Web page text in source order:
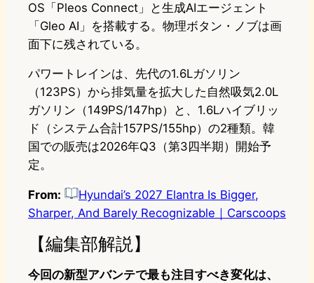
OS「Pleos Connect」と生成AIエージェント
「Gleo AI」を搭載する。物理ボタン・ノブは画
面下に残されている。
パワートレインは、先代の1.6Lガソリン
（123PS）から排気量を拡大した自然吸気2.0L
ガソリン（149PS/147hp）と、1.6Lハイブリッ
ド（システム合計157PS/155hp）の2種類。韓
国での販売は2026年Q3（第3四半期）開始予
定。
From:
Hyundai’s 2027 Elantra Is Bigger,
Sharper, And Barely Recognizable｜Carscoops
【編集部解説】
今回の新型アバンテで最も注目すべき変化は、